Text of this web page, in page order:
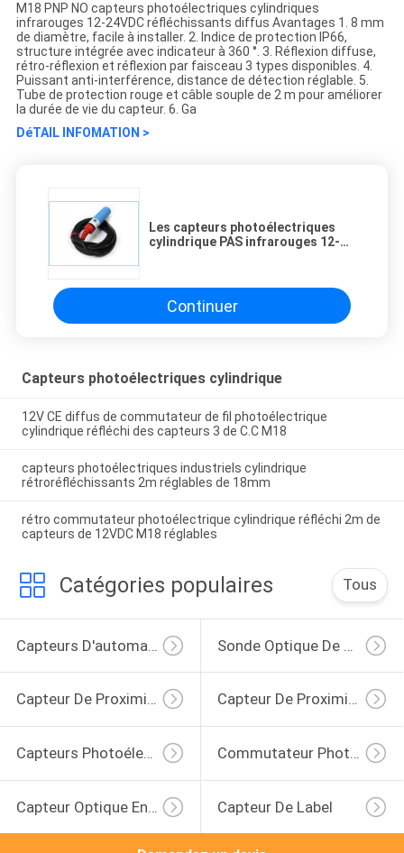
M18 PNP NO capteurs photoélectriques cylindriques
infrarouges 12-24VDC réfléchissants diffus Avantages 1. 8 mm
de diamètre, facile à installer. 2. Indice de protection IP66,
structure intégrée avec indicateur à 360 °. 3. Réflexion diffuse,
rétro-réflexion et réflexion par faisceau 3 types disponibles. 4.
Puissant anti-interférence, distance de détection réglable. 5.
Tube de protection rouge et câble souple de 2 m pour améliorer
la durée de vie du capteur. 6. Ga
DéTAIL INFOMATION >
Les capteurs photoélectriques
cylindrique PAS infrarouges 12-
Continuer
Capteurs photoélectriques cylindrique
12V CE diffus de commutateur de fil photoélectrique
cylindrique réfléchi des capteurs 3 de C.C M18
capteurs photoélectriques industriels cylindrique
rétroréfléchissants 2m réglables de 18mm
rétro commutateur photoélectrique cylindrique réfléchi 2m de
capteurs de 12VDC M18 réglables
Catégories populaires Tous
Capteur De Proximité Inductif Capteur De Proximité Capacitif
Capteurs Photoélectriques Cylindrique
Capteur De Label